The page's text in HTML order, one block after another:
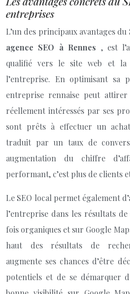
entreprises
L’un des principaux avantages
agence SEO à Rennes , est
qualifié vers le site web et la
l’entreprise. En optimisant sa
entreprise rennaise peut
réellement intéressés par ses
sont prêts à effectuer un
traduit par un taux de
augmentation du chiffre
performant, c’est plus de clients
Le SEO local permet également
l’entreprise dans les résultats
fois organiques et sur Google
haut des résultats de
augmente ses chances d’être
potentiels et de se démarquer